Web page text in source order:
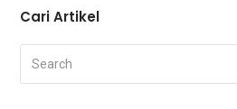
Cari Artikel